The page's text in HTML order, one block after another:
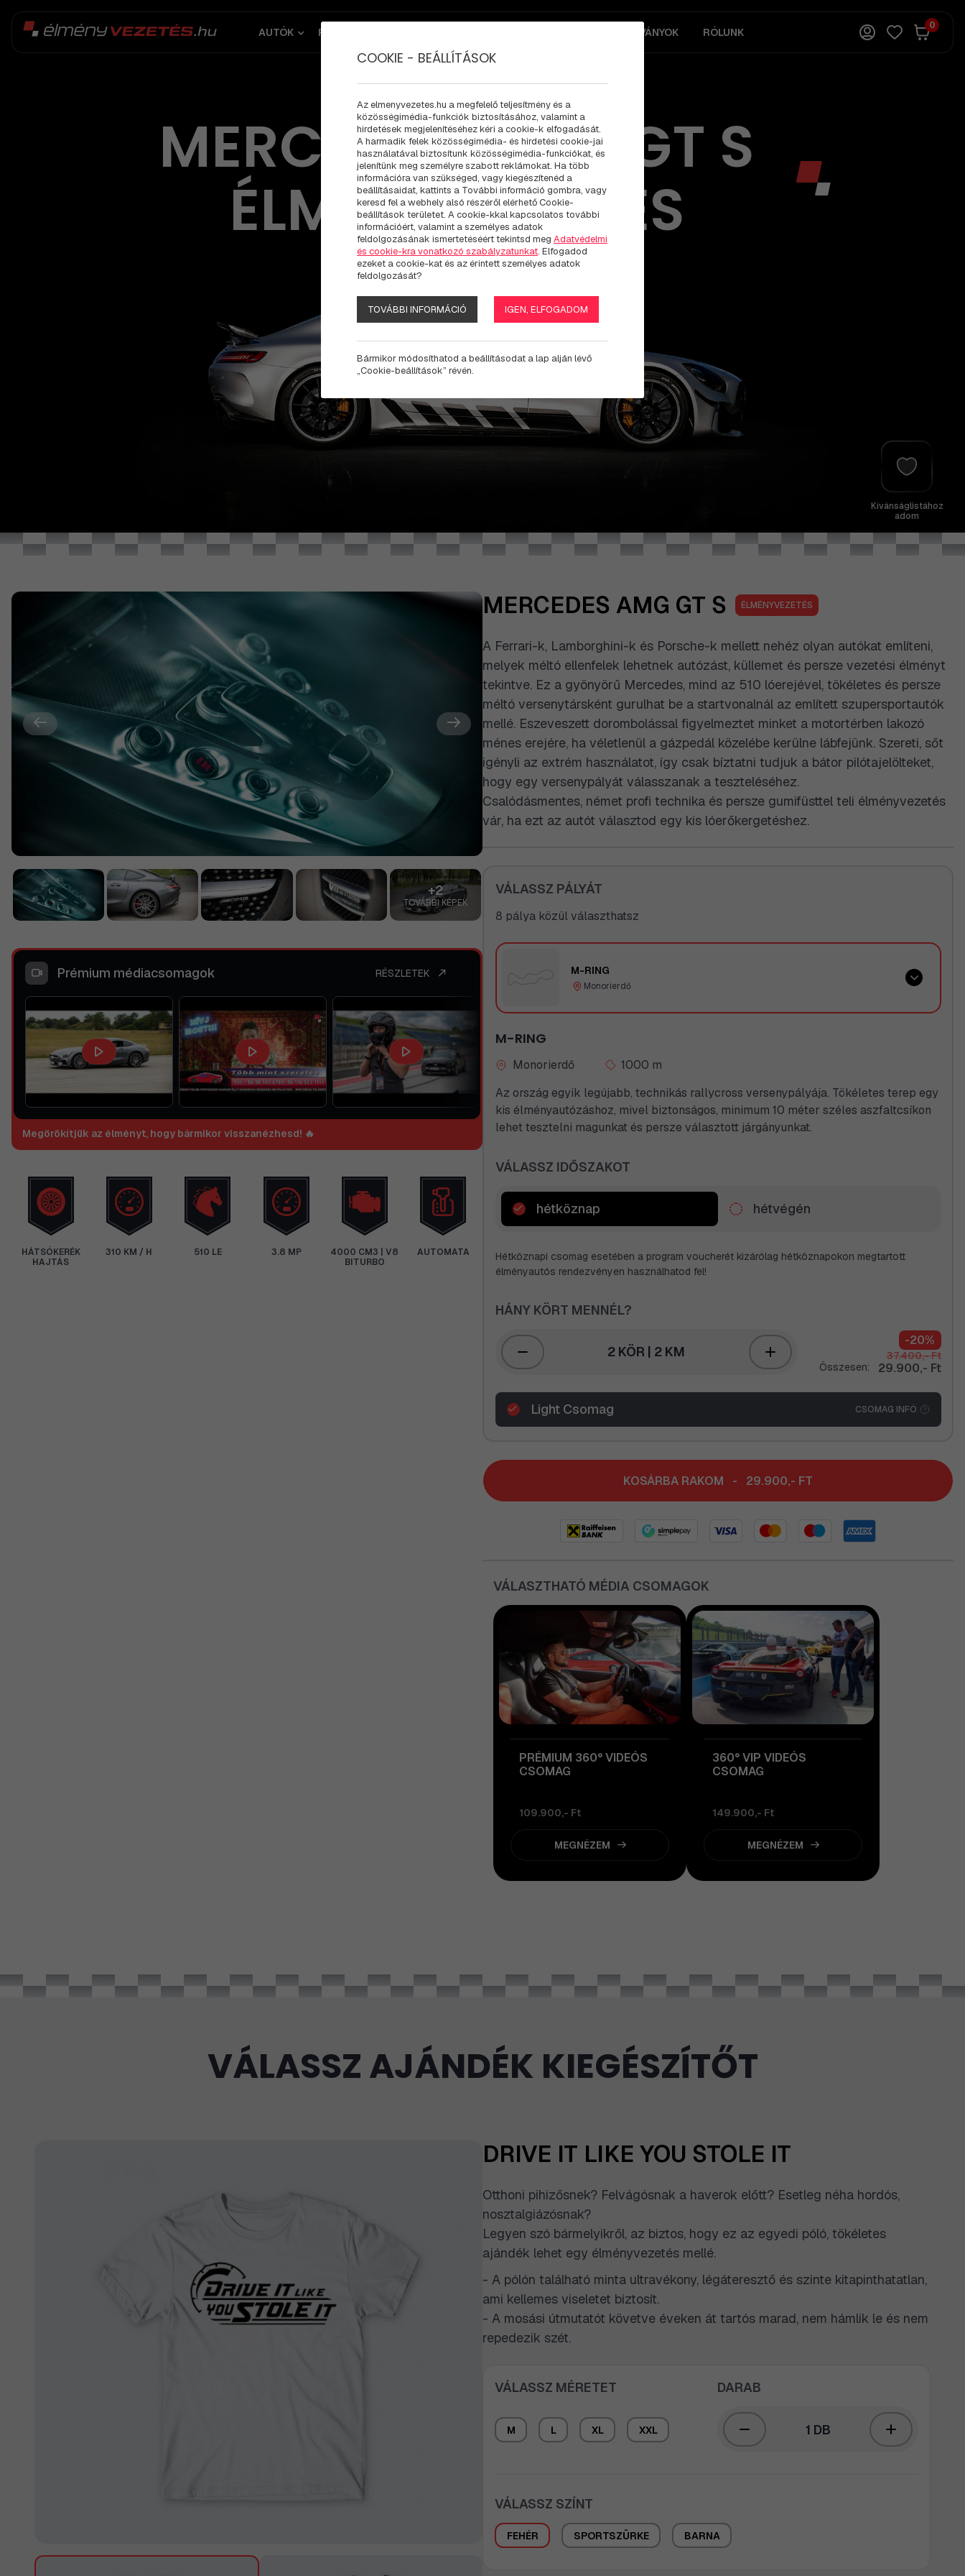
AUTÓK PÁLYÁK UTALVÁNYOK RÓLUNK
0
MERCEDES AMG GT S
ÉLMÉNYVEZETÉS
Kívánságlistához
adom
+2
TOVÁBBI KÉPEK
Prémium médiacsomagok RÉSZLETEK
Megörökítjük az élményt, hogy bármikor visszanézhesd! 🔥
HÁTSÓKERÉK
HAJTÁS
310 KM / H 510 LE 3.8 MP
4000 CM3 | V8
BITURBO
AUTOMATA
MERCEDES AMG GT S ÉLMÉNYVEZETÉS
A Ferrari-k, Lamborghini-k és Porsche-k mellett nehéz olyan autókat említeni,
melyek méltó ellenfelek lehetnek autózást, küllemet és persze vezetési élményt
tekintve. Ez a gyönyörű Mercedes, mind az 510 lóerejével, tökéletes és persze
méltó versenytársként gurulhat be a startvonalnál az említett szupersportautók
mellé. Eszeveszett dorombolással figyelmeztet minket a motortérben lakozó
ménes erejére, ha véletlenül a gázpedál közelébe kerülne lábfejünk. Szereti, sőt
igényli az extrém használatot, így csak bíztatni tudjuk a bátor pilótajelölteket,
hogy egy versenypályát válasszanak a teszteléséhez.
Csalódásmentes, német profi technika és persze gumifüsttel teli élményvezetés
vár, ha ezt az autót választod egy kis lóerőkergetéshez.
VÁLASSZ PÁLYÁT
8 pálya közül választhatsz
M-RING
Monorierdő
M-RING
Monorierdő
1000 m
Az ország egyik legújabb, technikás rallycross versenypályája. Tökéletes terep egy
kis élményautózáshoz, mivel biztonságos, minimum 10 méter széles aszfaltcsíkon
lehet tesztelni magunkat és persze választott járgányunkat.
VÁLASSZ IDŐSZAKOT
hétköznap hétvégén
Hétköznapi csomag esetében a program voucherét kizárólag hétköznapokon megtartott
élményautós rendezvényen használhatod fel!
HÁNY KÖRT MENNÉL?
2 KÖR | 2 KM
Összesen:
-20%
37.400,- Ft
29.900,- Ft
Light Csomag CSOMAG INFÓ
KOSÁRBA RAKOM - 29.900,- FT
VÁLASZTHATÓ MÉDIA CSOMAGOK
PRÉMIUM 360° VIDEÓS
CSOMAG
109.900,- Ft
MEGNÉZEM
360° VIP VIDEÓS
CSOMAG
149.900,- Ft
MEGNÉZEM
VÁLASSZ AJÁNDÉK KIEGÉSZÍTŐT
DRIVE IT LIKE YOU STOLE IT
Otthoni pihizősnek? Felvágósnak a haverok előtt? Esetleg néha hordós,
nosztalgiázósnak?
Legyen szó bármelyikről, az biztos, hogy ez az egyedi póló, tökéletes
ajándék lehet egy élményvezetés mellé.
- A pólón található minta ultravékony, légáteresztő és szinte kitapinthatatlan,
ami kellemes viseletet biztosít.
- A mosási útmutatót követve éveken át tartós marad, nem hámlik le és nem
repedezik szét.
VÁLASSZ MÉRETET
M L XL XXL
DARAB
1 DB
VÁLASSZ SZÍNT
FEHÉR SPORTSZÜRKE BARNA
COOKIE - BEÁLLÍTÁSOK
Az elmenyvezetes.hu a megfelelő teljesítmény és a
közösségimédia-funkciók biztosításához, valamint a
hirdetések megjelenítéséhez kéri a cookie-k elfogadását.
A harmadik felek közösségimédia- és hirdetési cookie-jai
használatával biztosítunk közösségimédia-funkciókat, és
jelenítünk meg személyre szabott reklámokat. Ha több
információra van szükséged, vagy kiegészítenéd a
beállításaidat, kattints a További információ gombra, vagy
keresd fel a webhely alsó részéről elérhető Cookie-
beállítások területet. A cookie-kkal kapcsolatos további
információért, valamint a személyes adatok
feldolgozásának ismertetéséért tekintsd meg Adatvédelmi
és cookie-kra vonatkozó szabályzatunkat. Elfogadod
ezeket a cookie-kat és az érintett személyes adatok
feldolgozását?
TOVÁBBI INFORMÁCIÓ IGEN, ELFOGADOM
Bármikor módosíthatod a beállításodat a lap alján lévő
„Cookie-beállítások” révén.